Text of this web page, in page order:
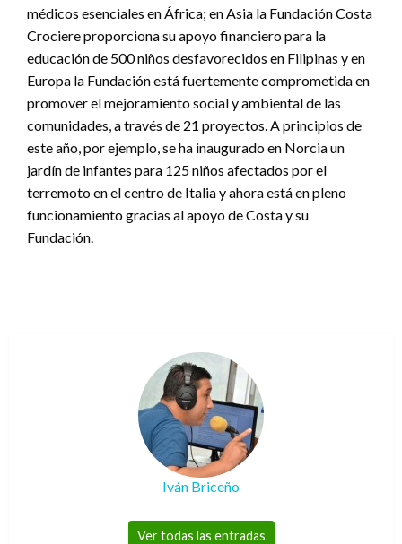
médicos esenciales en África; en Asia la Fundación Costa
Crociere proporciona su apoyo financiero para la
educación de 500 niños desfavorecidos en Filipinas y en
Europa la Fundación está fuertemente comprometida en
promover el mejoramiento social y ambiental de las
comunidades, a través de 21 proyectos. A principios de
este año, por ejemplo, se ha inaugurado en Norcia un
jardín de infantes para 125 niños afectados por el
terremoto en el centro de Italia y ahora está en pleno
funcionamiento gracias al apoyo de Costa y su
Fundación.
Iván Briceño
Ver todas las entradas